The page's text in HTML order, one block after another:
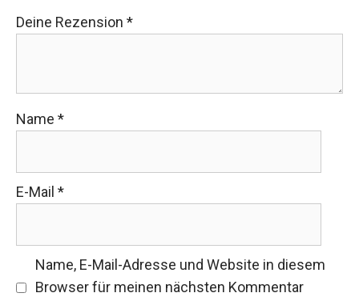
Deine Rezension *
Name *
E-Mail *
Name, E-Mail-Adresse und Website in diesem
Browser für meinen nächsten Kommentar